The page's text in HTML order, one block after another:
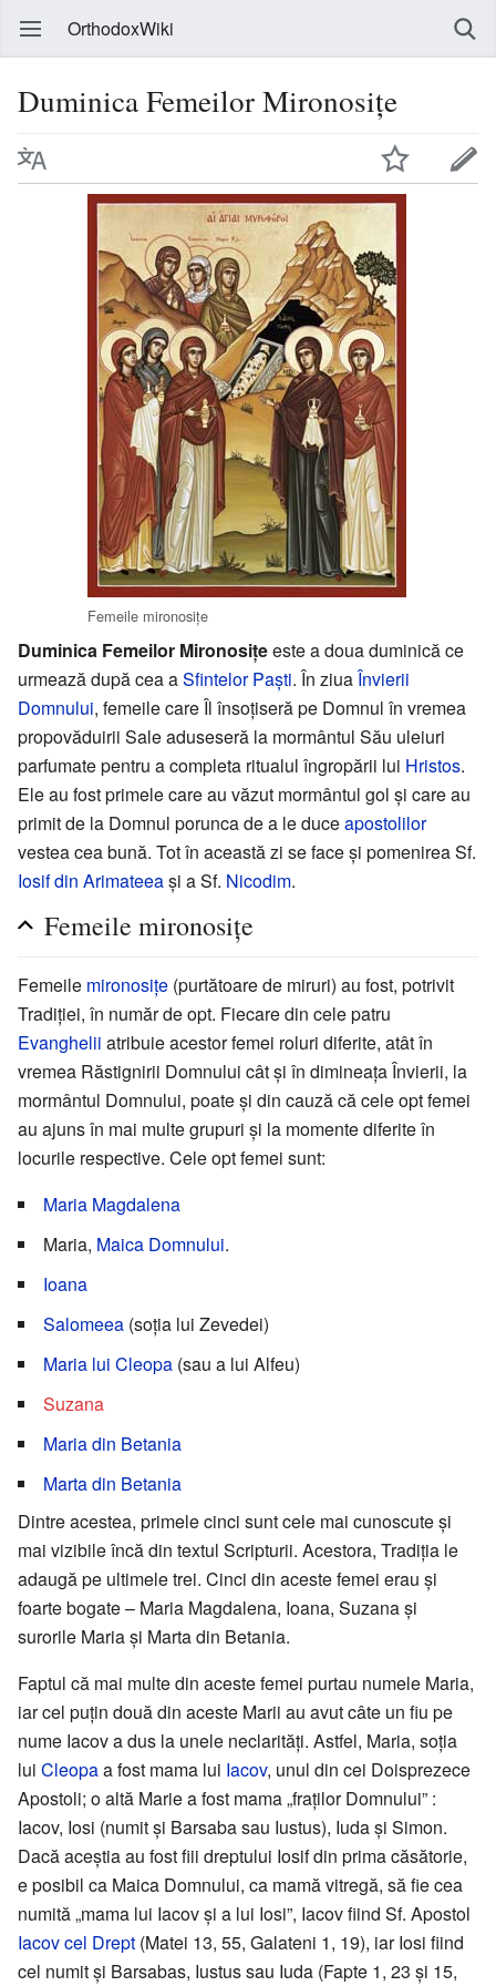
OrthodoxWiki
Duminica Femeilor Mironosițe
Femeile mironosițe
Duminica Femeilor Mironosițeeste a doua duminică ce
urmează după cea aSfintelor Paști. În ziuaÎnvierii
Domnului, femeile care Îl însoțiseră pe Domnul în vremea
propovăduirii Sale aduseseră la mormântul Său uleiuri
parfumate pentru a completa ritualul îngropării lui Hristos.
Ele au fost primele care au văzut mormântul gol și care au
primit de la Domnul porunca de a le duceapostolilor
vestea cea bună. Tot în această zi se face și pomenirea Sf.
Iosif din Arimateeași a Sf. Nicodim.
Femeile mironosițe
Femeile mironosițe (purtătoare de miruri) au fost, potrivit
Tradiției, în număr de opt. Fiecare din cele patru
Evanghelii atribuie acestor femei roluri diferite, atât în
vremea Răstignirii Domnului cât și în dimineața Învierii, la
mormântul Domnului, poate și din cauză că cele opt femei
au ajuns în mai multe grupuri și la momente diferite în
locurile respective. Cele opt femei sunt:
Maria Magdalena
Maria, Maica Domnului.
Ioana
Salomeea (soția lui Zevedei)
Maria lui Cleopa (sau a lui Alfeu)
Suzana
Maria din Betania
Marta din Betania
Dintre acestea, primele cinci sunt cele mai cunoscute și
mai vizibile încă din textul Scripturii. Acestora, Tradiția le
adaugă pe ultimele trei. Cinci din aceste femei erau și
foarte bogate – Maria Magdalena, Ioana, Suzana și
surorile Maria și Marta din Betania.
Faptul că mai multe din aceste femei purtau numele Maria,
iar cel puțin două din aceste Marii au avut câte un fiu pe
nume Iacov a dus la unele neclarități. Astfel, Maria, soția
lui Cleopaa fost mama lui Iacov, unul din cei Doisprezece
Apostoli; o altă Marie a fost mama „fraților Domnului” :
Iacov, Iosi (numit și Barsaba sau Iustus), Iuda și Simon.
Dacă aceștia au fost fiii dreptului Iosif din prima căsătorie,
e posibil ca Maica Domnului, ca mamă vitregă, să fie cea
numită „mama lui Iacov și a lui Iosi”, Iacov fiind Sf. Apostol
Iacov cel Drept (Matei 13, 55, Galateni 1, 19), iar Iosi fiind
cel numit și Barsabas, Iustus sau Iuda (Fapte 1, 23 și 15,